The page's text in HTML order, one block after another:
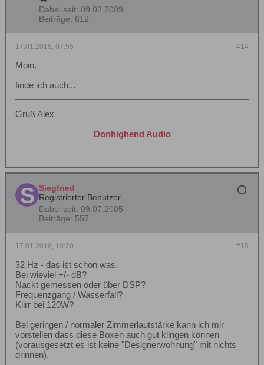
Dabei seit: 09.03.2009
Beiträge: 612
#14
17.01.2018, 07:55
Moin,
finde ich auch...
Gruß Alex
Donhighend Audio
Siegfried
Registrierter Benutzer
Dabei seit: 09.07.2005
Beiträge: 557
#15
17.01.2018, 10:20
32 Hz - das ist schon was.
Bei wieviel +/- dB?
Nackt gemessen oder über DSP?
Frequenzgang / Wasserfall?
Klirr bei 120W?
Bei geringen / normaler Zimmerlautstärke kann ich mir
vorstellen dass diese Boxen auch gut klingen können
(vorausgesetzt es ist keine "Designerwohnung" mit nichts
drinnen).